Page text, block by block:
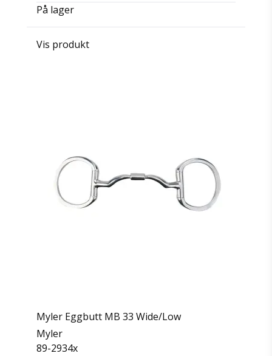
På lager
Vis produkt
Myler Eggbutt MB 33 Wide/Low
Myler
89-2934x